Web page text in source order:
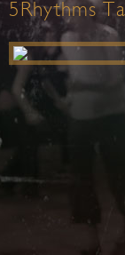
5Rhythms